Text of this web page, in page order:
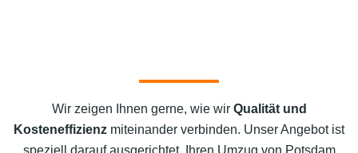
Wir zeigen Ihnen gerne, wie wir Qualität und
Kosteneffizienz miteinander verbinden. Unser Angebot ist
speziell darauf ausgerichtet, Ihren Umzug von Potsdam